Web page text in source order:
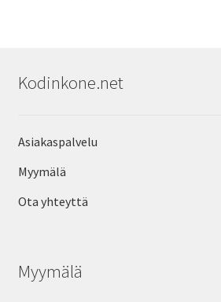
Kodinkone.net
Asiakaspalvelu
Myymälä
Ota yhteyttä
Myymälä